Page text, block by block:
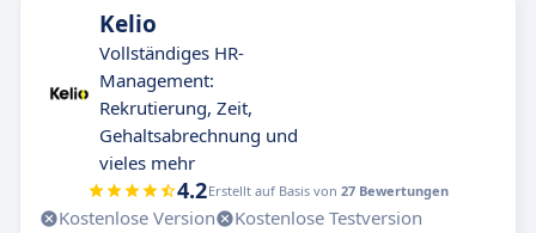
Kelio
Vollständiges HR-
Management:
Rekrutierung, Zeit,
Gehaltsabrechnung und
vieles mehr
4.2Erstellt auf Basis von 27 Bewertungen
Kostenlose Version
Kostenlose Testversion